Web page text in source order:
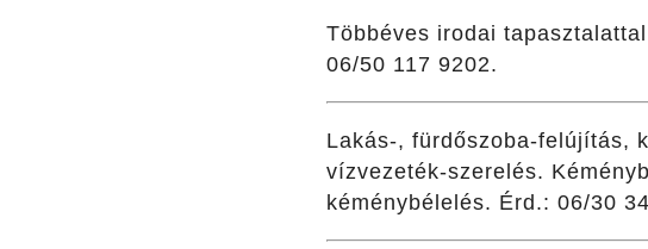
Többéves irodai
06/50 117 9202.
Lakás-, fürdőszoba-felújítás,
vízvezeték-szerelés.
kéménybélelés. Érd.: 06/30